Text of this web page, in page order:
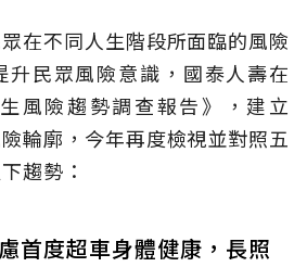
在不同人生階段所面臨的風險
升民眾風險意識，國泰人壽在
風險趨勢調查報告》，建立
輪廓，今年再度檢視並對照五
趨勢：
首度超車身體健康，長照